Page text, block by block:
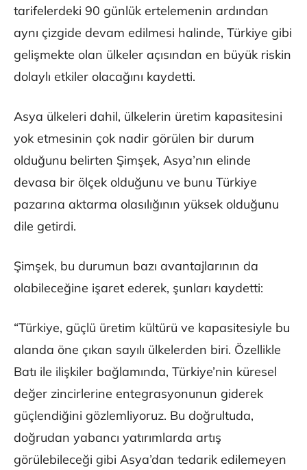
tarifelerdeki 90 günlük ertelemenin ardından
aynı çizgide devam edilmesi halinde, Türkiye gibi
gelişmekte olan ülkeler açısından en büyük riskin
dolaylı etkiler olacağını kaydetti.
Asya ülkeleri dahil, ülkelerin üretim kapasitesini
yok etmesinin çok nadir görülen bir durum
olduğunu belirten Şimşek, Asya’nın elinde
devasa bir ölçek olduğunu ve bunu Türkiye
pazarına aktarma olasılığının yüksek olduğunu
dile getirdi.
Şimşek, bu durumun bazı avantajlarının da
olabileceğine işaret ederek, şunları kaydetti:
“Türkiye, güçlü üretim kültürü ve kapasitesiyle bu
alanda öne çıkan sayılı ülkelerden biri. Özellikle
Batı ile ilişkiler bağlamında, Türkiye’nin küresel
değer zincirlerine entegrasyonunun giderek
güçlendiğini gözlemliyoruz. Bu doğrultuda,
doğrudan yabancı yatırımlarda artış
görülebileceği gibi Asya’dan tedarik edilemeyen